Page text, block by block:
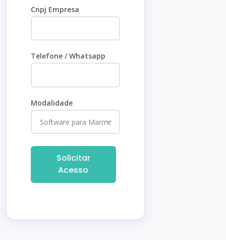
Cnpj Empresa
Telefone / Whatsapp
Modalidade
Solicitar
Acesso